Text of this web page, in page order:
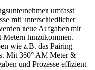
umfasst
mit unterschiedlicher
neue Aufgaben mit
Metern hinzukommen.
wie z.B. das Pairing
Mit 360° AM Meter &
und Prozesse effizient